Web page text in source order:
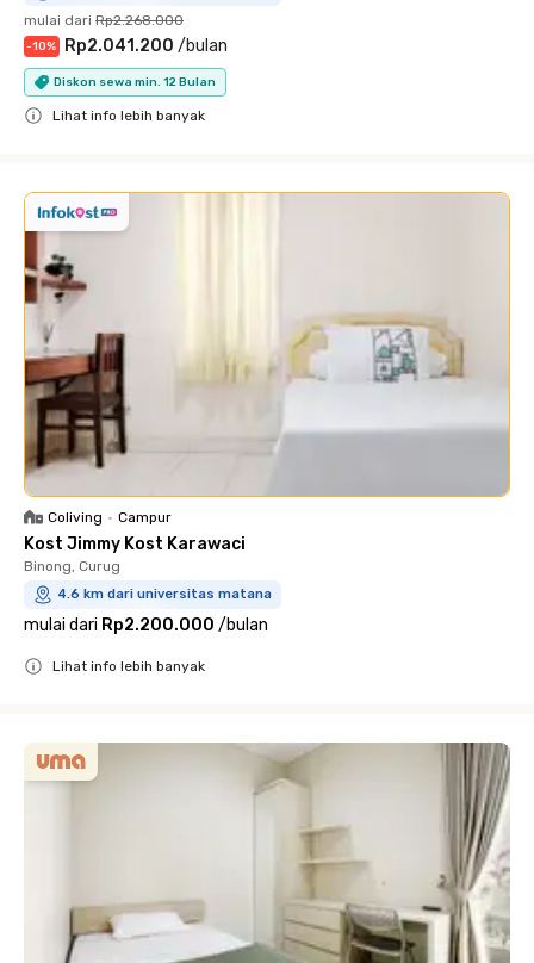
mulai dari Rp2.268.000
-10% Rp2.041.200 /bulan
Diskon sewa min. 12 Bulan
Lihat info lebih banyak
Coliving • Campur
Kost Jimmy Kost Karawaci
Binong, Curug
4.6 km dari universitas matana
mulai dari Rp2.200.000 /bulan
Lihat info lebih banyak